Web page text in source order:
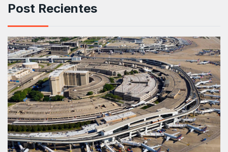
Post Recientes